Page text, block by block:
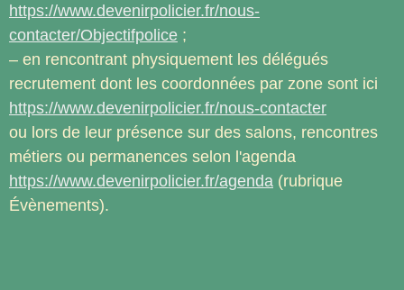
https://www.devenirpolicier.fr/nous-
contacter/Objectifpolice ;
– en rencontrant physiquement les délégués
recrutement dont les coordonnées par zone sont ici
https://www.devenirpolicier.fr/nous-contacter
ou lors de leur présence sur des salons, rencontres
métiers ou permanences selon l'agenda
https://www.devenirpolicier.fr/agenda (rubrique
Évènements).